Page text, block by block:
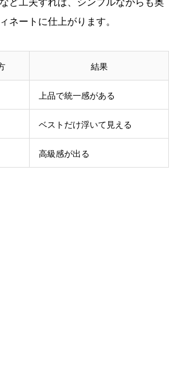
ネートに仕上がります。
結果
上品で統一感がある
ベストだけ浮いて見える
高級感が出る